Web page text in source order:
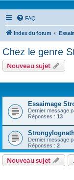
FAQ
Index du forum
Chez le genre
Nouveau sujet
Essaimage
Dernier message
Réponses : 13
Dernier message
Réponses : 2
Nouveau sujet